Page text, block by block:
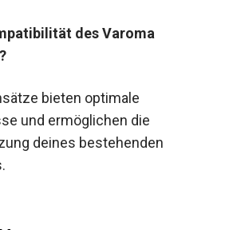
des Varoma
bieten optimale
und ermöglichen die
deines bestehenden